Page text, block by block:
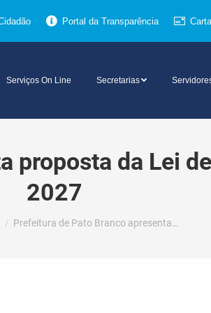
Portal da Transparência
Serviços On Line Secretarias
proposta da Lei
2027
Prefeitura de Pato Branco apresenta…